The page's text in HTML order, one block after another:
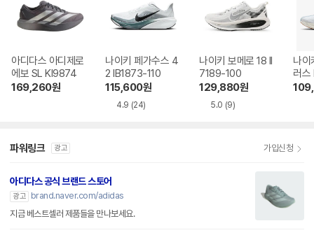
아디다스 아디제로
에보 SL KI9874
169,260원
나이키 페가수스 4
2 IB1873-110
115,600원
4.9 (24)
나이키 보메로 18 II
7189-100
129,880원
5.0 (9)
나이
러
01
파워링크 광고 가입신청
아디다스 공식 브랜드 스토어
광고
brand.naver.com/adidas
지금 베스트셀러 제품들을 만나보세요.